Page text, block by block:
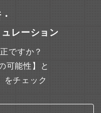
レーション
ですか？
可能性】と
をチェック